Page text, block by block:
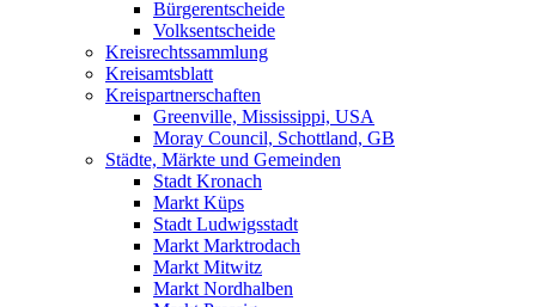
Bürgerentscheide
Volksentscheide
Kreisrechtssammlung
Kreisamtsblatt
Kreispartnerschaften
Greenville, Mississippi, USA
Moray Council, Schottland, GB
Städte, Märkte und Gemeinden
Stadt Kronach
Markt Küps
Stadt Ludwigsstadt
Markt Marktrodach
Markt Mitwitz
Markt Nordhalben